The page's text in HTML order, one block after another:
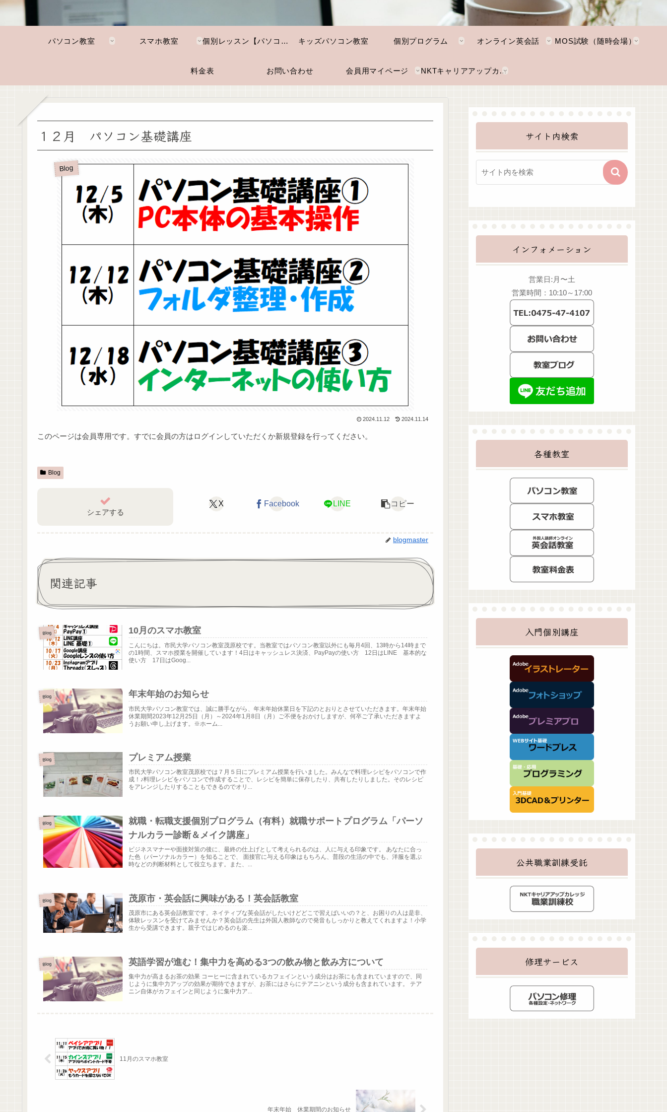
パソコン教室 スマホ教室 個別レッスン【パソコン・スマホ】 キッズパソコン教室 個別プログラム オンライン英会話 MOS試験（随時会場）
料金表 お問い合わせ 会員用マイページ NKTキャリアアップカレッジ
１２月 パソコン基礎講座
Blog
2024.11.12 2024.11.14
このページは会員専用です。すでに会員の方はログインしていただくか新規登録を行ってください。
Blog
シェアする
X Facebook LINE コピー
blogmaster
関連記事
Blog 10月のスマホ教室
こんにちは。市民大学パソコン教室茂原校です。当教室ではパソコン教室以外にも毎月4回、13時から14時まで
の1時間、スマホ授業を開催しています！4日はキャッシュレス決済、PayPayの使い方 12日はLINE 基本的な
使い方 17日はGoog...
Blog 年末年始のお知らせ
市民大学パソコン教室では、誠に勝手ながら、年末年始休業日を下記のとおりとさせていただきます。年末年始
休業期間2023年12月25日（月）～2024年1月8日（月）ご不便をおかけしますが、何卒ご了承いただきますよ
うお願い申し上げます。※ホーム...
Blog プレミアム授業
市民大学パソコン教室茂原校では７月５日にプレミアム授業を行いました。みんなで料理レシピをパソコンで作
成！♪料理レシピをパソコンで作成することで、レシピを簡単に保存したり、共有したりしました。そのレシピ
をアレンジしたりすることもできるのでオリ...
Blog
就職・転職支援個別プログラム（有料）就職サポートプログラム「パーソ
ナルカラー診断＆メイク講座」
ビジネスマナーや面接対策の後に、最終の仕上げとして考えられるのは、人に与える印象です。 あなたに合っ
た色（パーソナルカラー）を知ることで、 面接官に与える印象はもちろん、普段の生活の中でも、洋服を選ぶ
時などの判断材料として役立ちます。また、...
Blog 茂原市・英会話に興味がある！英会話教室
茂原市にある英会話教室です。ネイティブな英会話がしたいけどどこで習えばいいの？と、お困りの人は是非、
体験レッスンを受けてみませんか？英会話の先生は外国人教師なので発音もしっかりと教えてくれますよ！小学
生から受講できます。親子ではじめるのも楽...
Blog 英語学習が進む！集中力を高める3つの飲み物と飲み方について
集中力が高まるお茶の効果 コーヒーに含まれているカフェインという成分はお茶にも含まれていますので、同
じように集中力アップの効果が期待できますが、お茶にはさらにテアニンという成分も含まれています。 テア
ニン自体がカフェインと同じように集中力ア...
11月のスマホ教室
年末年始 休業期間のお知らせ
サイト内検索
インフォメーション
営業日:月〜土
営業時間：10:10～17:00
各種教室
入門個別講座
公共職業訓練受託
修理サービス